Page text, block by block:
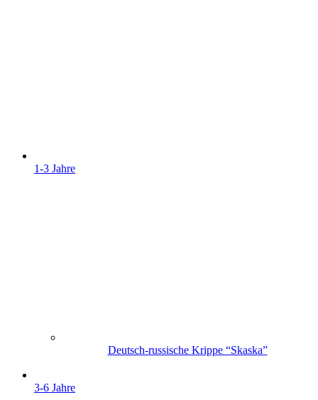
1-3 Jahre
Deutsch-russische Krippe “Skaska”
3-6 Jahre